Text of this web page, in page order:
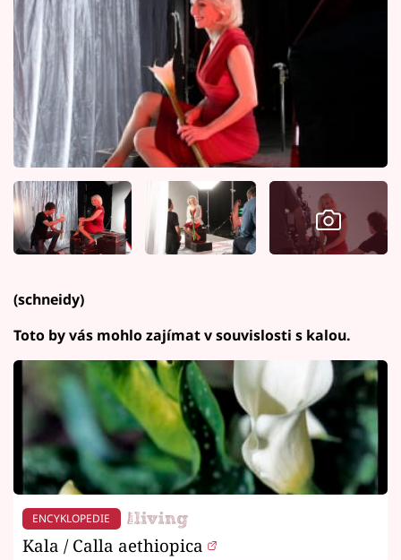
(schneidy)
Toto by vás mohlo zajímat v souvislosti s kalou.
ENCYKLOPEDIE
Kala / Calla aethiopica